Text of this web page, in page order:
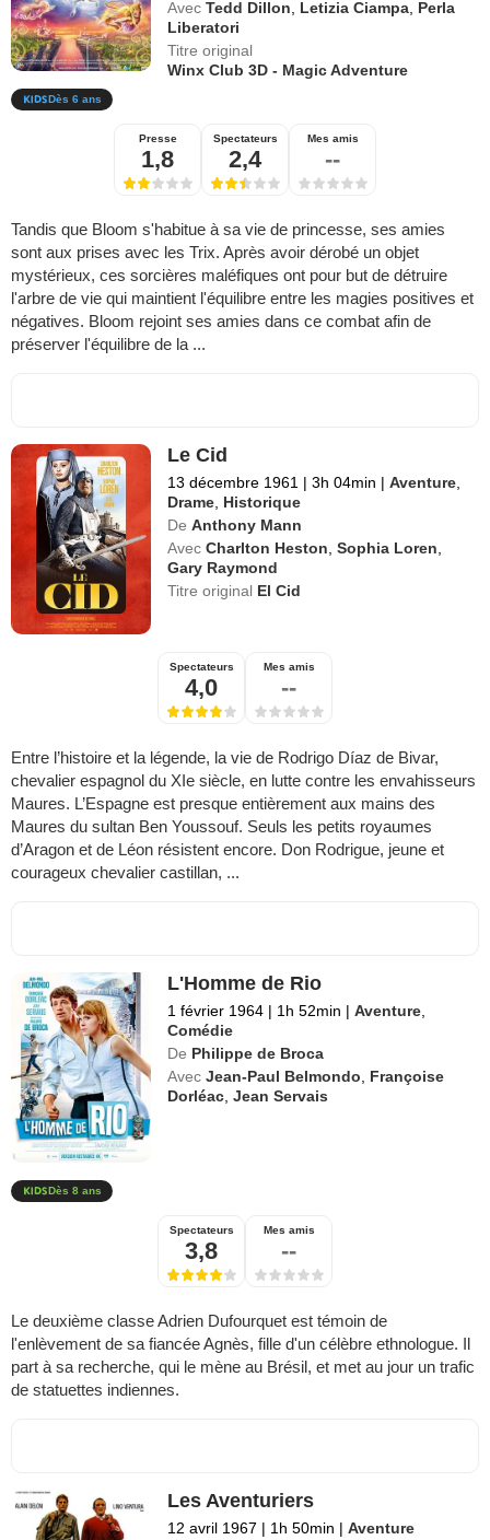
Avec Tedd Dillon Letizia Ciampa Perla
Liberatori
Titre original
Winx Club 3D - Magic Adventure
Dès 6 ans
Presse
1,8
Spectateurs
2,4
Mes amis
--
Tandis que Bloom s'habitue à sa vie de princesse, ses amies
sont aux prises avec les Trix. Après avoir dérobé un objet
mystérieux, ces sorcières maléfiques ont pour but de détruire
l'arbre de vie qui maintient l'équilibre entre les magies positives et
négatives. Bloom rejoint ses amies dans ce combat afin de
préserver l'équilibre de la ...
Le Cid
13 décembre 1961 | 3h 04min | Aventure
Drame Historique
De Anthony Mann
Avec Charlton Heston ,Sophia Loren
Gary Raymond
Titre original El Cid
Spectateurs
4,0
Mes amis
--
Entre l’histoire et la légende, la vie de Rodrigo Díaz de Bivar,
chevalier espagnol du XIe siècle, en lutte contre les envahisseurs
Maures. L’Espagne est presque entièrement aux mains des
Maures du sultan Ben Youssouf. Seuls les petits royaumes
d’Aragon et de Léon résistent encore. Don Rodrigue, jeune et
courageux chevalier castillan, ...
L'Homme de Rio
1 février 1964 | 1h 52min | Aventure
Comédie
De Philippe de Broca
Avec Jean-Paul Belmondo
Françoise
Dorléac ,Jean Servais
Dès 8 ans
Spectateurs
3,8
Mes amis
--
Le deuxième classe Adrien Dufourquet est témoin de
l'enlèvement de sa fiancée Agnès, fille d'un célèbre ethnologue. Il
part à sa recherche, qui le mène au Brésil, et met au jour un trafic
de statuettes indiennes.
Les Aventuriers
12 avril 1967 | 1h 50min | Aventure